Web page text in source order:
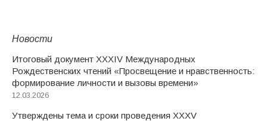
Новости
Итоговый документ XXХIV Международных
Рождественских чтений «Просвещение и нравственность:
формирование личности и вызовы времени»
12.03.2026
Утверждены тема и сроки проведения XXXV